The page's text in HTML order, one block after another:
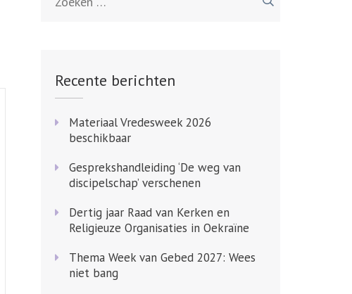
naar:
Recente berichten
Materiaal Vredesweek 2026
beschikbaar
Gesprekshandleiding ‘De weg van
discipelschap’ verschenen
Dertig jaar Raad van Kerken en
Religieuze Organisaties in Oekraïne
Thema Week van Gebed 2027: Wees
niet bang